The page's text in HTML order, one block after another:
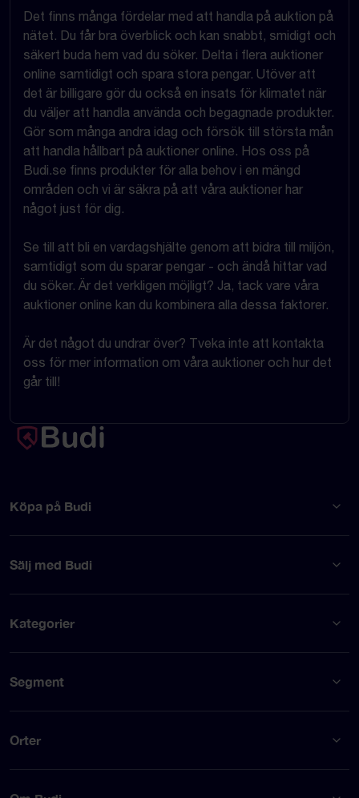
Det finns många fördelar med att handla på auktion på
nätet. Du får bra överblick och kan snabbt, smidigt och
säkert buda hem vad du söker. Delta i flera auktioner
online samtidigt och spara stora pengar. Utöver att
det är billigare gör du också en insats för klimatet när
du väljer att handla använda och begagnade produkter.
Gör som många andra idag och försök till största mån
att handla hållbart på auktioner online. Hos oss på
Budi.se finns produkter för alla behov i en mängd
områden och vi är säkra på att våra auktioner har
något just för dig.
Se till att bli en vardagshjälte genom att bidra till miljön,
samtidigt som du sparar pengar - och ändå hittar vad
du söker. Är det verkligen möjligt? Ja, tack vare våra
auktioner online kan du kombinera alla dessa faktorer.
Är det något du undrar över? Tveka inte att kontakta
oss för mer information om våra auktioner och hur det
går till!
Köpa på Budi
Sälj med Budi
Kategorier
Segment
Orter